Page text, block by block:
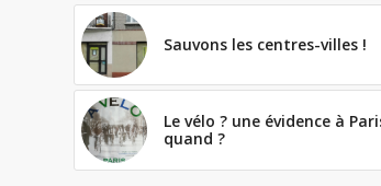
Sauvons les centres-villes !
Le vélo ? une évidence à
quand ?